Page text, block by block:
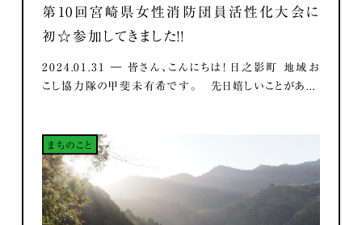
第10回宮崎県女性消防団員活性化大会に
初☆参加してきました！！
2024.01.31 ― 皆さん、こんにちは！ 日之影町 地域お
こし協力隊の甲斐未有希です。 先日嬉しいことがあ...
まちのこと